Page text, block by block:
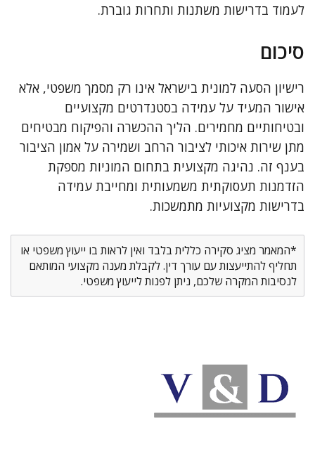
לעמוד בדרישות משתנות ותחרות גוברת.
סיכום
רישיון הסעה למונית בישראל אינו רק מסמך משפטי, אלא
אישור המעיד על עמידה בסטנדרטים מקצועיים
ובטיחותיים מחמירים. הליך ההכשרה והפיקוח מבטיחים
מתן שירות איכותי לציבור הרחב ושמירה על אמון הציבור
בענף זה. נהיגה מקצועית בתחום המוניות מספקת
הזדמנות תעסוקתית משמעותית ומחייבת עמידה
בדרישות מקצועיות מתמשכות.
*המאמר מציג סקירה כללית בלבד ואין לראות בו ייעוץ משפטי או
תחליף להתייעצות עם עורך דין. לקבלת מענה מקצועי המותאם
לנסיבות המקרה שלכם, ניתן לפנות לייעוץ משפטי.